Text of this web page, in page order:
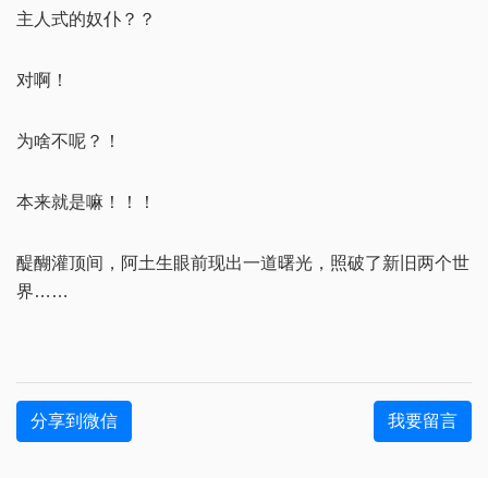
主人式的奴仆？？
对啊！
为啥不呢？！
本来就是嘛！！！
醍醐灌顶间，阿土生眼前现出一道曙光，照破了新旧两个世
界……
分享到微信 我要留言